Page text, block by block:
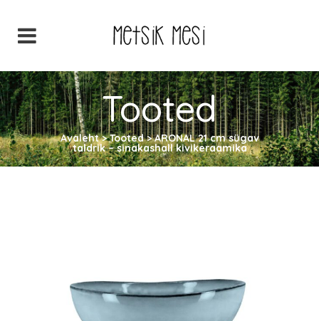
Tooted
Avaleht>Tooted>ARONAL 21 cm sügav
taldrik – sinakashall kivikeraamika